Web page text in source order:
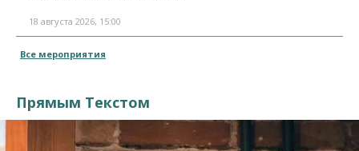
18 августа 2026, 15:00
Все мероприятия
Прямым Текстом